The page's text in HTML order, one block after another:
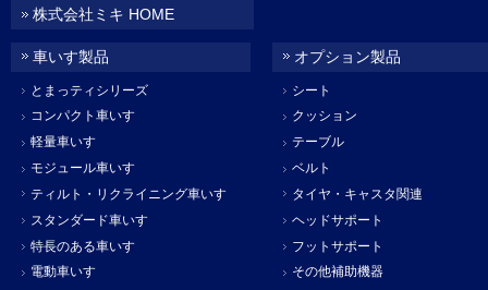
株式会社ミキ HOME
車いす製品
とまっティシリーズ
コンパクト車いす
軽量車いす
モジュール車いす
ティルト・リクライニング車いす
スタンダード車いす
特長のある車いす
電動車いす
オプション製品
シート
クッション
テーブル
ベルト
タイヤ・キャスタ関連
ヘッドサポート
フットサポート
その他補助機器